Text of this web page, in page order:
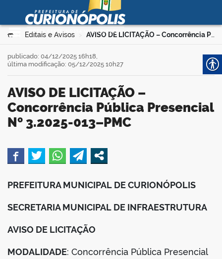
Ir para o conteúdo
Prefeitura Municipal de
Curionópolis
Você está aqui:
Editais e Avisos > AVISO DE LICITAÇÃO – Concorrência Pública Presencial Nº 3.2025-013–PMC
AVISO DE LICITAÇÃO –
Concorrência Pública Presencial
Nº 3.2025-013–PMC
publicado: 04/12/2025 16h18,
última modificação: 05/12/2025 10h27
PREFEITURA MUNICIPAL DE CURIONÓPOLIS
SECRETARIA MUNICIPAL DE INFRAESTRUTURA
AVISO DE LICITAÇÃO
MODALIDADE: Concorrência Pública Presencial